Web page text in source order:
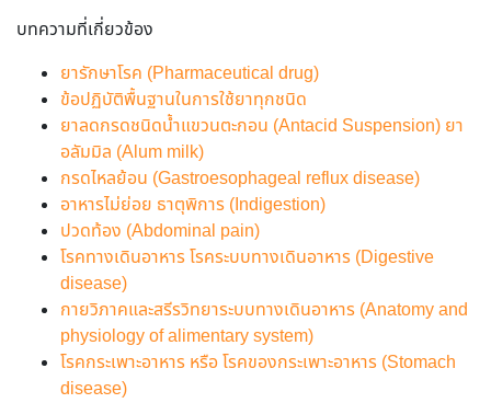
บทความที่เกี่ยวข้อง
ยารักษาโรค (Pharmaceutical drug)
ข้อปฏิบัติพื้นฐานในการใช้ยาทุกชนิด
ยาลดกรดชนิดน้ำแขวนตะกอน (Antacid Suspension) ยา
อลัมมิล (Alum milk)
กรดไหลย้อน (Gastroesophageal reflux disease)
อาหารไม่ย่อย ธาตุพิการ (Indigestion)
ปวดท้อง (Abdominal pain)
โรคทางเดินอาหาร โรคระบบทางเดินอาหาร (Digestive
disease)
กายวิภาคและสรีรวิทยาระบบทางเดินอาหาร (Anatomy and
physiology of alimentary system)
โรคกระเพาะอาหาร หรือ โรคของกระเพาะอาหาร (Stomach
disease)